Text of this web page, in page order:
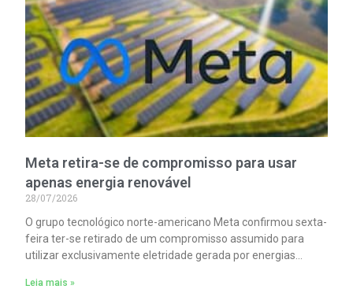
dedicada ao autoconsumo.
Meta retira-se de compromisso para usar
apenas energia renovável
28/07/2026
O grupo tecnológico norte-americano Meta confirmou sexta-
feira ter-se retirado de um compromisso assumido para
utilizar exclusivamente eletridade gerada por energias
dados, tecnologia altamente consumidora de energia.
Leia mais »